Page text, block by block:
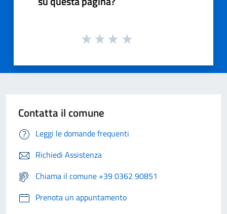
Contatta il comune
Leggi le domande frequenti
Richiedi Assistenza
Chiama il comune +39 0362 90851
Prenota un appuntamento